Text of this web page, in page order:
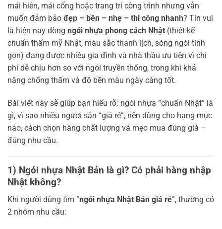
mái hiên, mái cổng hoặc trang trí công trình nhưng vẫn
muốn đảm bảo đẹp – bền – nhẹ – thi công nhanh? Tin vui
là hiện nay dòng ngói nhựa phong cách Nhật (thiết kế
chuẩn thẩm mỹ Nhật, màu sắc thanh lịch, sóng ngói tinh
gọn) đang được nhiều gia đình và nhà thầu ưu tiên vì chi
phí dễ chịu hơn so với ngói truyền thống, trong khi khả
năng chống thấm và độ bền màu ngày càng tốt.
Bài viết này sẽ giúp bạn hiểu rõ: ngói nhựa “chuẩn Nhật” là
gì, vì sao nhiều người săn “giá rẻ”, nên dùng cho hạng mục
nào, cách chọn hàng chất lượng và mẹo mua đúng giá –
đúng nhu cầu.
1) Ngói nhựa Nhật Bản là gì? Có phải hàng nhập
Nhật không?
Khi người dùng tìm “ngói nhựa Nhật Bản giá rẻ”, thường có
2 nhóm nhu cầu: